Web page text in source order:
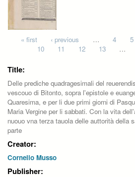
Pages
« first ‹ previous … 4 5
10
11 12 13 …
Title:
Delle prediche quadragesimali del
vescouo di Bitonto, sopra l'epistole e
Quaresima, e per li due primi giorni di
Maria Vergine per li sabbati. Con la vita
nuouo vna terza tauola delle auttorità della
parte
Creator:
Cornelio Musso
Publisher: